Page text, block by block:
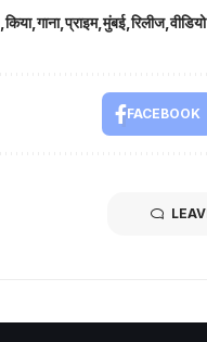
किया गाना प्राइम मुंबई रिलीज
FACEBOOK